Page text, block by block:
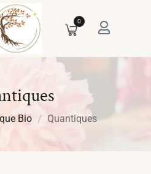
0
Bio Quantiques